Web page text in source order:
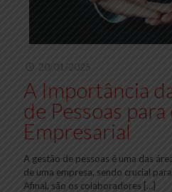
20/01/2025
A Importância
de Pessoas para
Empresarial
A gestão de pessoas é uma das
de uma empresa, sendo crucial
Afinal, são os colaboradores […]